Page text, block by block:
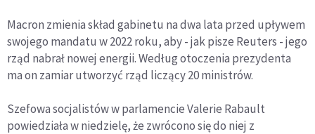
Macron zmienia skład gabinetu na dwa lata przed upływem
swojego mandatu w 2022 roku, aby - jak pisze Reuters - jego
rząd nabrał nowej energii. Według otoczenia prezydenta
ma on zamiar utworzyć rząd liczący 20 ministrów.
Szefowa socjalistów w parlamencie Valerie Rabault
powiedziała w niedzielę, że zwrócono się do niej z